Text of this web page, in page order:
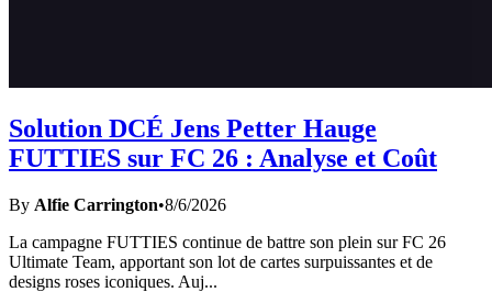
Solution DCÉ Jens Petter Hauge
FUTTIES sur FC 26 : Analyse et Coût
By Alfie Carrington•8/6/2026
La campagne FUTTIES continue de battre son plein sur FC 26
Ultimate Team, apportant son lot de cartes surpuissantes et de
designs roses iconiques. Auj...